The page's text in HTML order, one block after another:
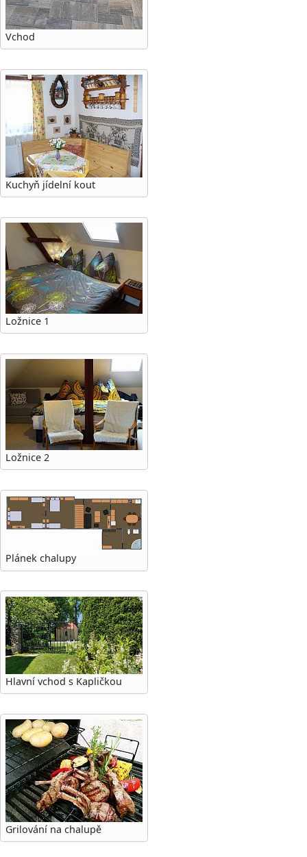
Vchod
Kuchyň jídelní kout
Ložnice 1
Ložnice 2
Plánek chalupy
Hlavní vchod s Kapličkou
Grilování na chalupě